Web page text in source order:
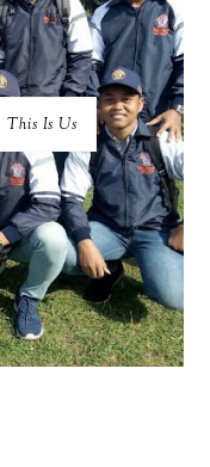
Is Us